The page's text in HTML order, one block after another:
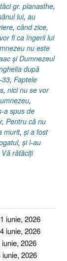
gr. planasthe,
lui, au
, când zice,
fi ca îngerii lui
nu este
şi Dumnezeul
după
, Faptele
, nici nu se vor
,
a spus de
, Pentru că nu
murit, şi a fost
, şi l-au
Vă rătăciţi
iunie, 2026
iunie, 2026
iunie, 2026
iunie, 2026